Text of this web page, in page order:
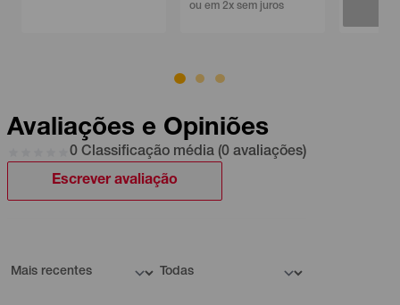
ou em 2x sem juros
Avaliações e Opiniões
0 Classificação média (0 avaliações)
Escrever avaliação